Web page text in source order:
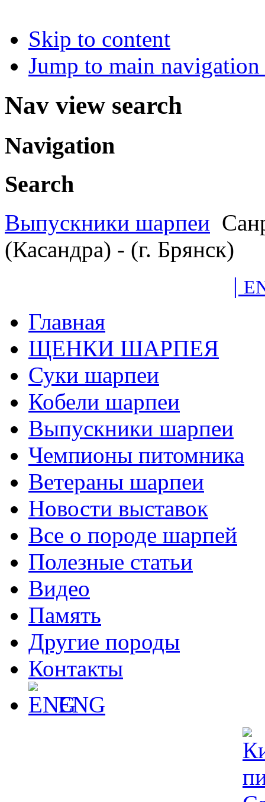
Skip to content
Jump to main
Nav view search
Navigation
Search
Выпускники шарпеи
(Касандра) - (г. Брянск)
|
Главная
ЩЕНКИ ШАРПЕЯ
Суки шарпеи
Кобели шарпеи
Выпускники шарпеи
Чемпионы питомника
Ветераны шарпеи
Новости выставок
Все о породе шарпей
Полезные статьи
Видео
Память
Другие породы
Контакты
ENG